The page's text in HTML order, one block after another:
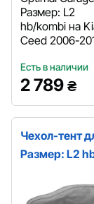
Есть в наличии
2 789 ₴
Чехол-тент
Размер: L2